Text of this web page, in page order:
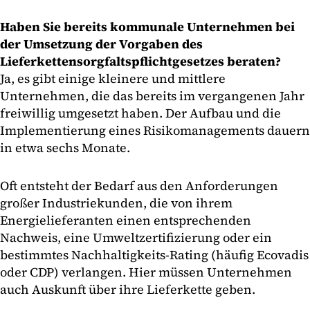
Haben Sie bereits kommunale Unternehmen bei
der Umsetzung der Vorgaben des
Lieferkettensorgfaltspflichtgesetzes beraten?
Ja, es gibt einige kleinere und mittlere
Unternehmen, die das bereits im vergangenen Jahr
freiwillig umgesetzt haben. Der Aufbau und die
Implementierung eines Risikomanagements dauern
in etwa sechs Monate.
Oft entsteht der Bedarf aus den Anforderungen
großer Industriekunden, die von ihrem
Energielieferanten einen entsprechenden
Nachweis, eine Umweltzertifizierung oder ein
bestimmtes Nachhaltigkeits-Rating (häufig Ecovadis
oder CDP) verlangen. Hier müssen Unternehmen
auch Auskunft über ihre Lieferkette geben.